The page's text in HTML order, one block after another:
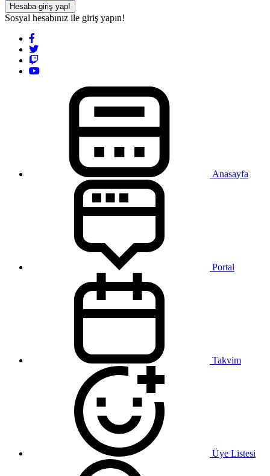
Hesaba giriş yap!
Sosyal hesabınız ile giriş yapın!
Anasayfa
Portal
Takvim
Üye Listesi